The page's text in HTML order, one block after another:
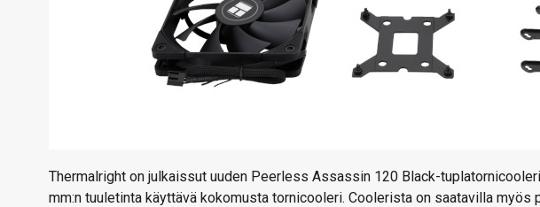
Thermalright on julkaissut uuden Peerless Assassin 120 Black-
mm:n tuuletinta käyttävä kokomusta tornicooleri. Coolerista on saatavilla